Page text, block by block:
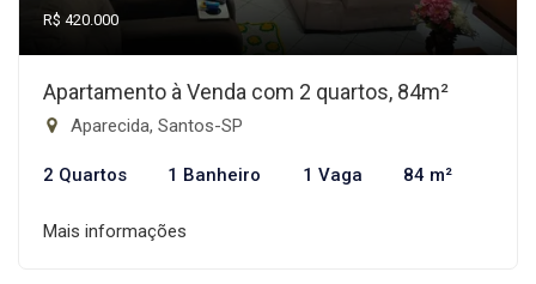
R$ 420.000
Apartamento à Venda com 2 quartos, 84m²
Aparecida, Santos-SP
2 Quartos 1 Banheiro 1 Vaga 84 m²
Mais informações